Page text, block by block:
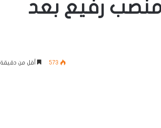
رفيع بعد
573 أقل من دقيقة